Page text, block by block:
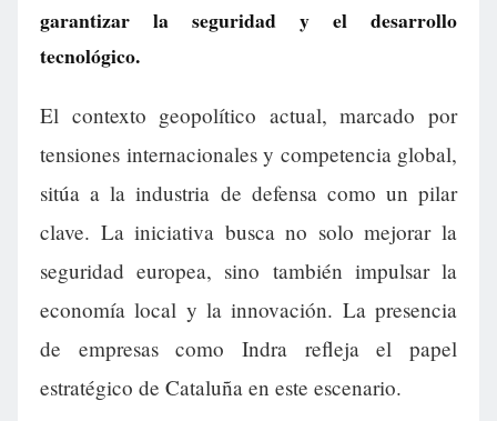
garantizar la seguridad y el desarrollo
tecnológico.
El contexto geopolítico actual, marcado por
tensiones internacionales y competencia global,
sitúa a la industria de defensa como un pilar
clave. La iniciativa busca no solo mejorar la
seguridad europea, sino también impulsar la
economía local y la innovación. La presencia
de empresas como Indra refleja el papel
estratégico de Cataluña en este escenario.